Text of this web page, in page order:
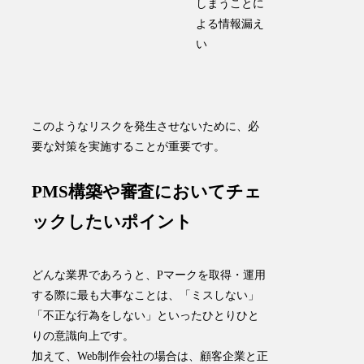
しまうことに
よる情報漏え
い
このようなリスクを発生させないために、必
要な対策を実施することが重要です。
PMS構築や審査においてチェ
ックしたいポイント
どんな業界であろうと、Pマークを取得・運用
する際に最も大事なことは、
「 ミスしない 」
「不正な行為をしない 」といったひとりひと
りの意識向上です。
加えて、Web制作会社の場合は、顧客企業と正